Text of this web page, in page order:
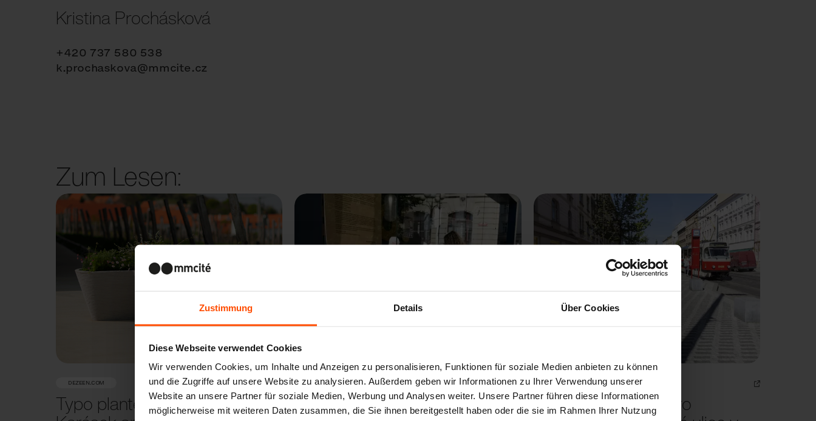
Zustimmung Details Über Cookies
Diese Webseite verwendet Cookies
Wir verwenden Cookies, um Inhalte und Anzeigen zu personalisieren, Funktionen für soziale Medien anbieten zu können
und die Zugriffe auf unsere Website zu analysieren. Außerdem geben wir Informationen zu Ihrer Verwendung unserer
Website an unsere Partner für soziale Medien, Werbung und Analysen weiter. Unsere Partner führen diese Informationen
möglicherweise mit weiteren Daten zusammen, die Sie ihnen bereitgestellt haben oder die sie im Rahmen Ihrer Nutzung
Kristina Prochásková
+420 737 580 538
k.prochaskova@mmcite.cz
Zum Lesen:
DEZEEN.COM 12. 5. 2023
Typo planters by David
ENGLISH.RADIO.CZ 14. 7. 2022
New exhibition highlights
ERA21.CZ 29. 3. 2022
Cena Víta Brandy pro